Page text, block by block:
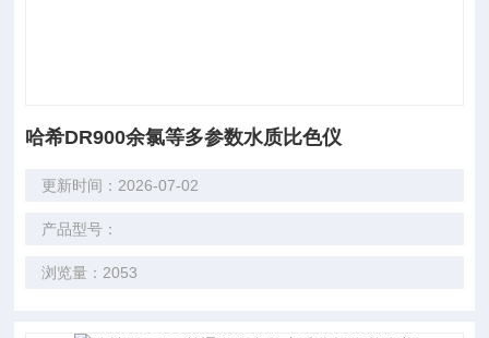
哈希DR900余氯等多参数水质比色仪
更新时间：2026-07-02
产品型号：
浏览量：2053